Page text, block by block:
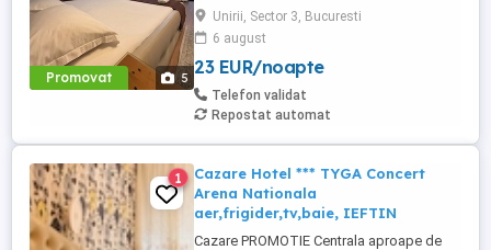
Promovat 5
Victoriei, Arena Nationala , Piata Unirii .
Tyga concert near. regim hotelier.
apartament.
Unirii, Sector 3, Bucuresti
6 august
23 EUR/noapte
Telefon validat
Repostat automat
1
Cazare Hotel *** TYGA Concert
Arena Nationala
aer,frigider,tv,baie, IEFTIN
Cazare PROMOTIE Centrala aproape de